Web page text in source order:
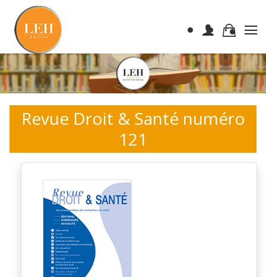
Revue Droit & Santé numéro
121